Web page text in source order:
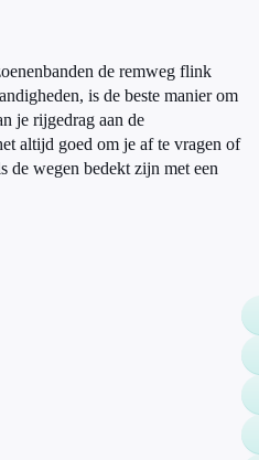
de remweg flink
is de beste manier om
je rijgedrag aan de
altijd goed om je af te vragen of
de wegen bedekt zijn met een